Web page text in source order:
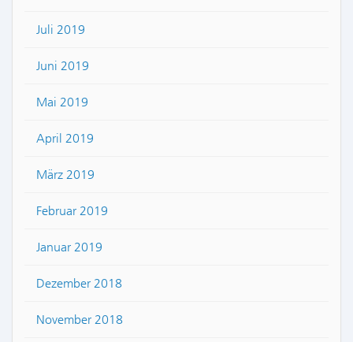
Juli 2019
Juni 2019
Mai 2019
April 2019
März 2019
Februar 2019
Januar 2019
Dezember 2018
November 2018